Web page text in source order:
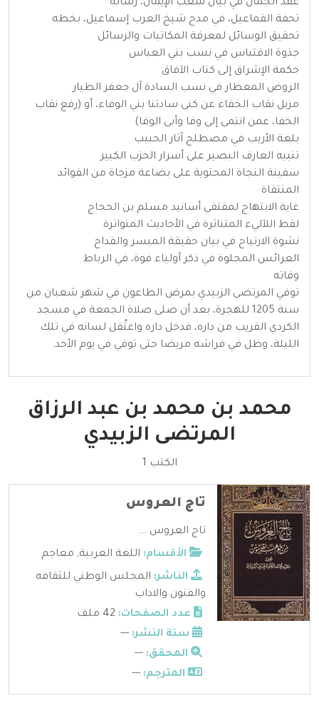
عقد الجمان في بيان شعب الإيمان، رسالة
تحفة القماعيل، في مدح شيخ العرب إسماعيل، بخطه
تحقيق الوسائل لمعرفة المكاتبات والرسائل
جذوة الاقتباس في نسب بني العباس
حكمة الإشراق إلى كتاب الآفاق
الروض المعطار في نسب السادة آل جعفر الطيار
مزيل نقاب الخفاء عن كنى سادتنا بني الوفاء، أو (رفع نقاب
الخفا، عمن انتمى إلى وفا وأبى الوفا)
بلغة الأريب في مصطلح آثار الحبيب
تنبيه العارف البصير على أسرار الحزب الكبير
سفينة النجاة المحتوية على بضاعة مزجاة من الفوائد
المنتقاة
غاية الابتهاج لمقتفي أسانيد مسلم بن الحجاج
لقط اللآليء المتناثرة في الأحاديث المتواترة
نشوة الارتياح في بيان حقيقة الميسر والقداح
العرائس المجلوة في ذكر أولياء فوة، في الرباط
وفاته
توفي المرتضى الزبيدي بمرض الطاعون في شهر شعبان من
سنة 1205 للهجرة، بعد أن صلى صلاة الجمعة في مسجد
الكردي القريب من داره، فدخل داره واعتُقل لسانه في تلك
الليلة، وظل في فراشه مريضا حتى توفي في يوم الأحد.
محمد بن محمد بن عبد الرزاق
المرتضى الزبيدي
الكتب 1
تاج العروس
تاج العروس ...
الأقسام: اللغة العربية, معاجم
الناشر: المجلس الوطني للثقافه
والفنون والاداب
عدد الصفحات:
سنة النشر: ---
المحقق: ---
المترجم: ---